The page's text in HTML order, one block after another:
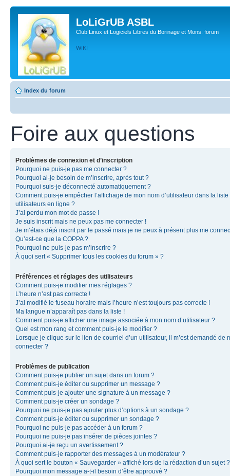
LoLiGrUB ASBL
Club Linux et Logiciels Libres du Borinage et Mons: forum
WIKI
Index du forum
Foire aux questions
Problèmes de connexion et d’inscription
Pourquoi ne puis-je pas me connecter ?
Pourquoi ai-je besoin de m’inscrire, après tout ?
Pourquoi suis-je déconnecté automatiquement ?
Comment puis-je empêcher l’affichage de mon nom d’utilisateur dans la liste
utilisateurs en ligne ?
J’ai perdu mon mot de passe !
Je suis inscrit mais ne peux pas me connecter !
Je m’étais déjà inscrit par le passé mais je ne peux à présent plus me
Qu’est-ce que la COPPA ?
Pourquoi ne puis-je pas m’inscrire ?
À quoi sert « Supprimer tous les cookies du forum » ?
Préférences et réglages des utilisateurs
Comment puis-je modifier mes réglages ?
L’heure n’est pas correcte !
J’ai modifié le fuseau horaire mais l’heure n’est toujours pas correcte !
Ma langue n’apparaît pas dans la liste !
Comment puis-je afficher une image associée à mon nom d’utilisateur ?
Quel est mon rang et comment puis-je le modifier ?
Lorsque je clique sur le lien de courriel d’un utilisateur, il m’est demandé de
connecter ?
Problèmes de publication
Comment puis-je publier un sujet dans un forum ?
Comment puis-je éditer ou supprimer un message ?
Comment puis-je ajouter une signature à un message ?
Comment puis-je créer un sondage ?
Pourquoi ne puis-je pas ajouter plus d’options à un sondage ?
Comment puis-je éditer ou supprimer un sondage ?
Pourquoi ne puis-je pas accéder à un forum ?
Pourquoi ne puis-je pas insérer de pièces jointes ?
Pourquoi ai-je reçu un avertissement ?
Comment puis-je rapporter des messages à un modérateur ?
À quoi sert le bouton « Sauvegarder » affiché lors de la rédaction d’un sujet ?
Pourquoi mon message a-t-il besoin d’être approuvé ?